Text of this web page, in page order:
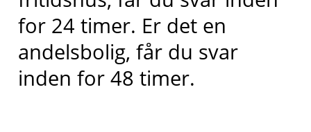
for 24 timer. Er det en
andelsbolig, får du svar
inden for 48 timer.